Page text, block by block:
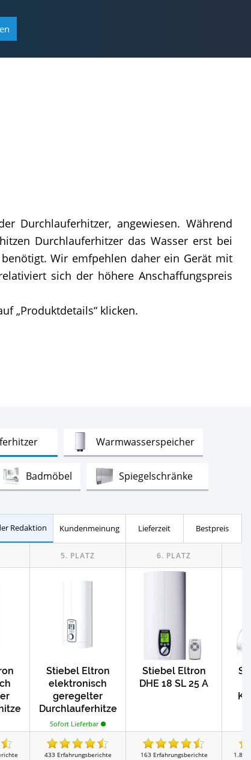
Durchlauferhitzer, angewiesen. Während
Durchlauferhitzer das Wasser erst bei
Wir emfpehlen daher ein Gerät mit
sich der höhere Anschaffungspreis
„Produktdetails“ klicken.
Test WarmwasserspeicherTest
Badmöbel SpiegelschränkeTest
Test KleinspeicherTest
Redaktion Kundenmeinung Lieferzeit Bestpreis
Stiebel Eltron
elektronisch
geregelter
Durchlauferhitze
r DEL 18/21/24
Sofort Lieferbar
Stiebel Eltron
DHE 18 SL 25 A
433 Erfahrungsberichte 163 Erfahrungsberichte 1.848